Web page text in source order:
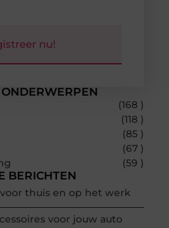
(168 )
(118 )
(85 )
(67 )
(59 )
BERICHTEN
thuis en op het werk
voor jouw auto
nu!